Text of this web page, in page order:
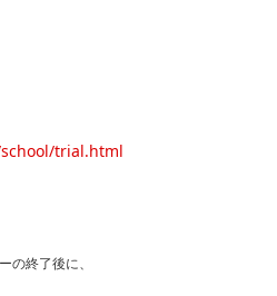
trial.html
の終了後に、